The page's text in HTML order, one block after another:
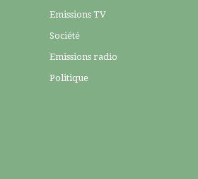
Emissions TV
Société
Emissions radio
Politique